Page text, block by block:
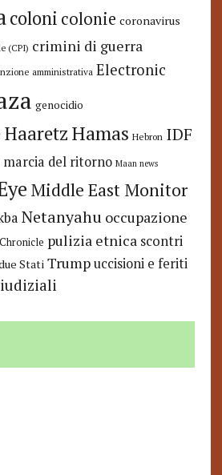
coloni colonie coronavirus
(CPI) crimini di guerra
amministrativa Electronic
genocidio
HaaretzHamas Hebron IDF
marcia del ritorno Maan news
Middle East Monitor
Netanyahu occupazione
pulizia etnica scontri
Stati Trump uccisioni e feriti